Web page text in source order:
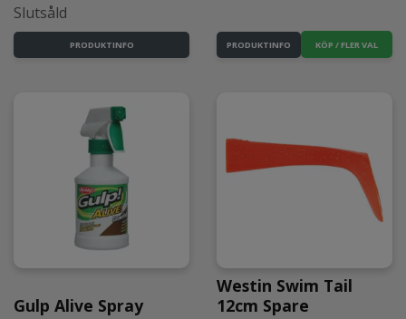
Slutsåld
PRODUKTINFO PRODUKTINFO KÖP / FLER VAL
Gulp Alive Spray
Westin Swim Tail
12cm Spare